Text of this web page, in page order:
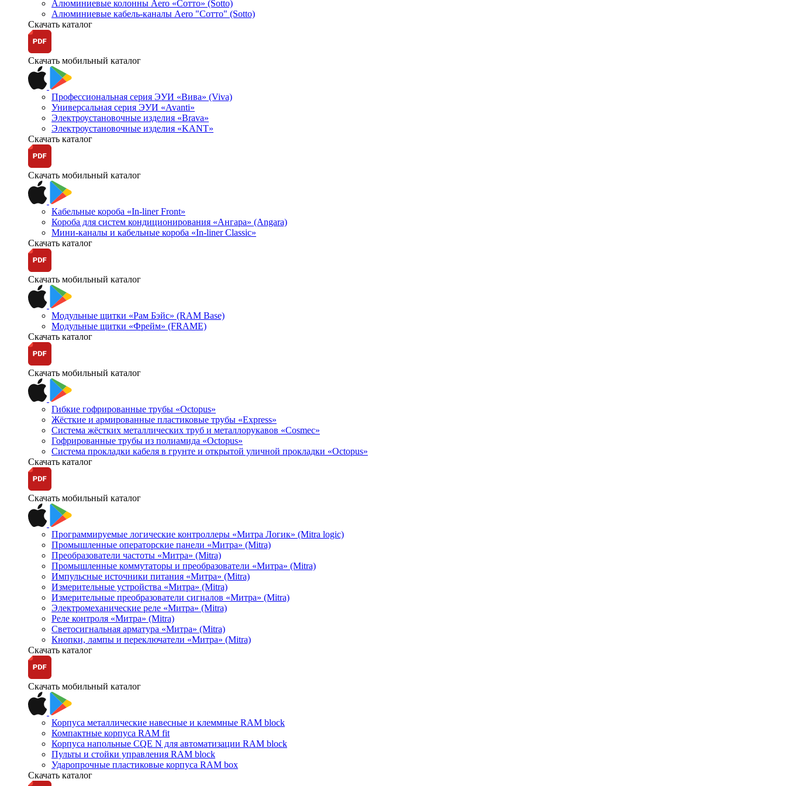
Алюминиевые колонны Aero «Сотто» (Sotto)
Алюминиевые кабель-каналы Aero "Сотто" (Sotto)
Скачать каталог
Скачать мобильный каталог
Профессиональная серия ЭУИ «Вива» (Viva)
Универсальная серия ЭУИ «Avanti»
Электроустановочные изделия «Brava»
Электроустановочные изделия «KANT»
Скачать каталог
Скачать мобильный каталог
Кабельные короба «In-liner Front»
Короба для систем кондиционирования «Ангара» (Angara)
Мини-каналы и кабельные короба «In-liner Classic»
Скачать каталог
Скачать мобильный каталог
Модульные щитки «Рам Бэйс» (RAM Base)
Модульные щитки «Фрейм» (FRAME)
Скачать каталог
Скачать мобильный каталог
Гибкие гофрированные трубы «Octopus»
Жёсткие и армированные пластиковые трубы «Express»
Система жёстких металлических труб и металлорукавов «Cosmec»
Гофрированные трубы из полиамида «Octopus»
Система прокладки кабеля в грунте и открытой уличной прокладки «Octopus»
Скачать каталог
Скачать мобильный каталог
Программируемые логические контроллеры «Митра Логик» (Mitra logic)
Промышленные операторские панели «Митра» (Mitra)
Преобразователи частоты «Митра» (Mitra)
Промышленные коммутаторы и преобразователи «Митра» (Mitra)
Импульсные источники питания «Митра» (Mitra)
Измерительные устройства «Митра» (Mitra)
Измерительные преобразователи сигналов «Митра» (Mitra)
Электромеханические реле «Митра» (Mitra)
Реле контроля «Митра» (Mitra)
Светосигнальная арматура «Митра» (Mitra)
Кнопки, лампы и переключатели «Митра» (Mitra)
Скачать каталог
Скачать мобильный каталог
Корпуса металлические навесные и клеммные RAM block
Компактные корпуса RAM fit
Корпуса напольные CQE N для автоматизации RAM block
Пульты и стойки управления RAM block
Ударопрочные пластиковые корпуса RAM box
Скачать каталог